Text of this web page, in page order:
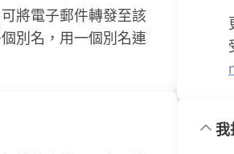
將電子郵件轉發至該
別名，用一個別名連
我